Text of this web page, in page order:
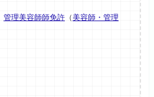
管理美容師師免許（美容師・管理